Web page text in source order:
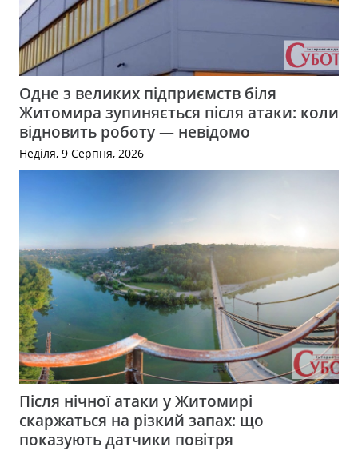
Одне з великих підприємств біля
Житомира зупиняється після атаки: коли
відновить роботу — невідомо
Неділя, 9 Серпня, 2026
Після нічної атаки у Житомирі
скаржаться на різкий запах: що
показують датчики повітря